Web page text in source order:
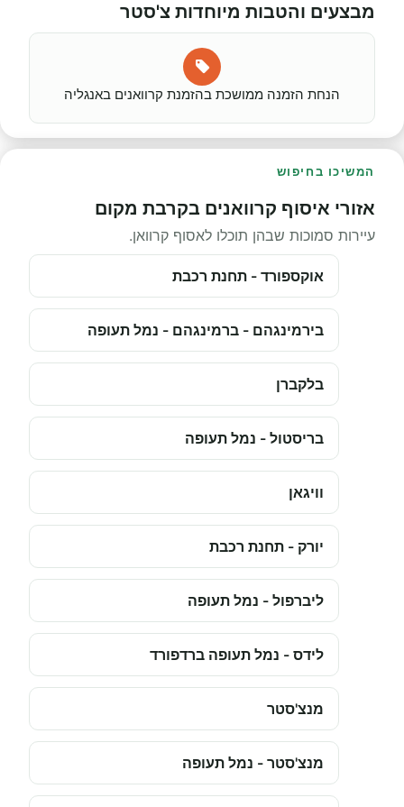
מבצעים והטבות מיוחדות צ'סטר
הנחת הזמנה ממושכת בהזמנת קרוואנים באנגליה
המשיכו בחיפוש
אזורי איסוף קרוואנים בקרבת מקום
עיירות סמוכות שבהן תוכלו לאסוף קרוואן.
אוקספורד - תחנת רכבת
בירמינגהם - ברמינגהם - נמל תעופה
בלקברן
בריסטול - נמל תעופה
וויגאן
יורק - תחנת רכבת
ליברפול - נמל תעופה
לידס - נמל תעופה ברדפורד
מנצ'סטר
מנצ'סטר - נמל תעופה